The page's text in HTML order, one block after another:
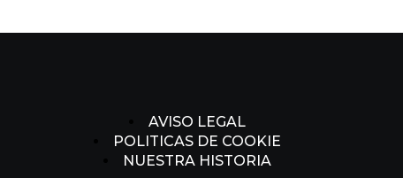
AVISO LEGAL
POLITICAS DE COOKIE
NUESTRA HISTORIA